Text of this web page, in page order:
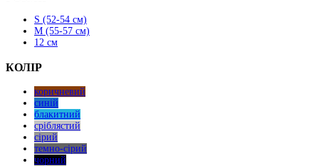
S (52-54 см)
M (55-57 см)
12 см
КОЛІР
коричневий
синій
блакитний
сріблястий
сірий
темно-сірий
чорний